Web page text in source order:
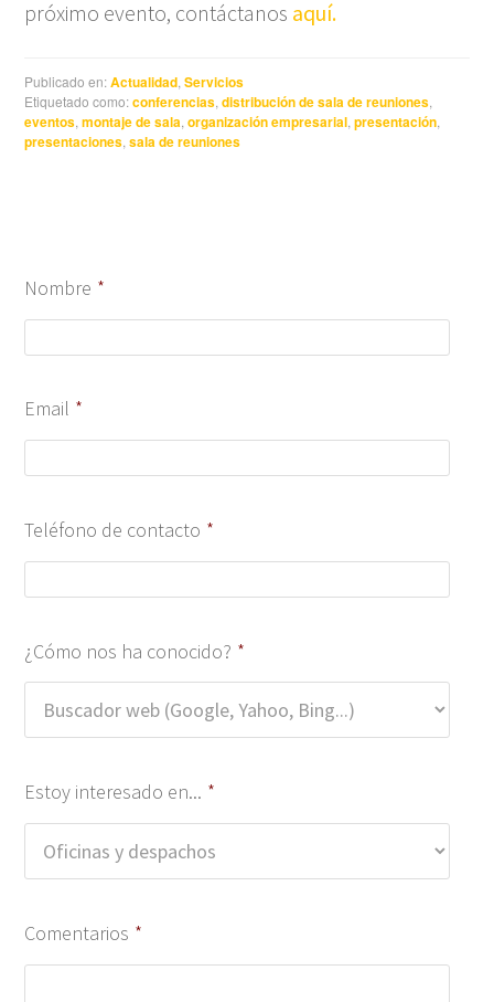
próximo evento, contáctanos aquí.
Publicado en:Actualidad ,Servicios
Etiquetado como:conferencias ,distribución de sala de reuniones
eventos ,montaje de sala ,organización empresarial ,presentación
presentaciones ,sala de reuniones
Nombre *
Email *
Teléfono de contacto *
¿Cómo nos ha conocido? *
Estoy interesado en... *
Comentarios *